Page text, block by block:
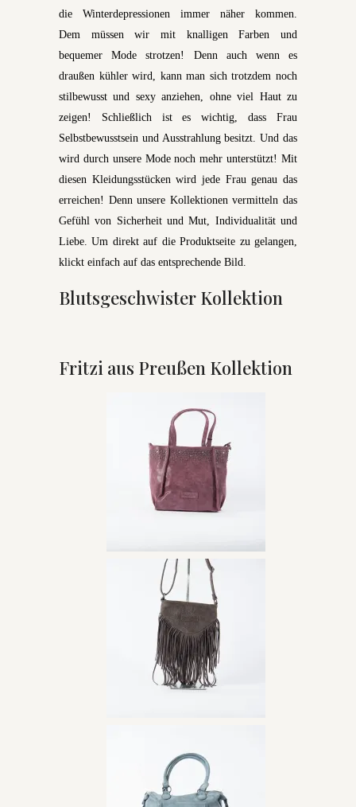
die Winterdepressionen immer näher kommen.
Dem müssen wir mit knalligen Farben und
bequemer Mode strotzen! Denn auch wenn es
draußen kühler wird, kann man sich trotzdem noch
stilbewusst und sexy anziehen, ohne viel Haut zu
zeigen! Schließlich ist es wichtig, dass Frau
Selbstbewusstsein und Ausstrahlung besitzt. Und das
wird durch unsere Mode noch mehr unterstützt! Mit
diesen Kleidungsstücken wird jede Frau genau das
erreichen! Denn unsere Kollektionen vermitteln das
Gefühl von Sicherheit und Mut, Individualität und
Liebe. Um direkt auf die Produktseite zu gelangen,
klickt einfach auf das entsprechende Bild.
Blutsgeschwister Kollektion
Fritzi aus Preußen Kollektion